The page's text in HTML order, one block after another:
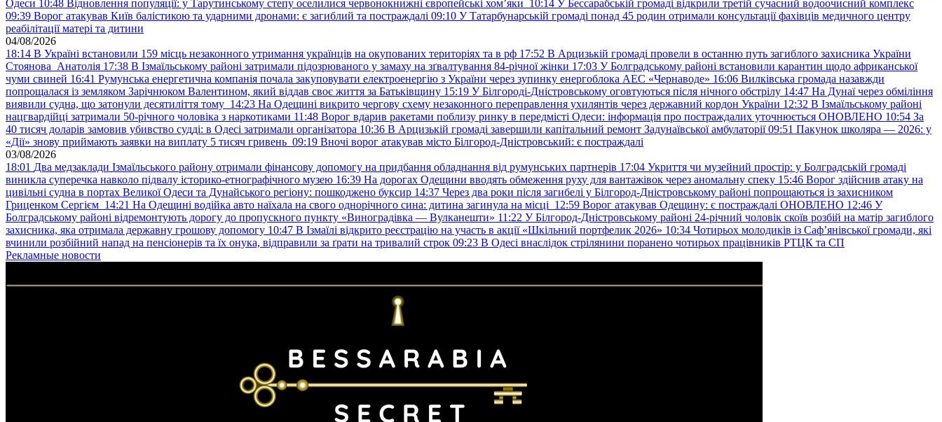
Одеси 10:48 Відновлення популяції: у Тарутинському степу оселилися червонокнижні європейські хом’яки 10:14 У Бессарабській громаді відкрили третій сучасний водоочисний комплекс
09:39 Ворог атакував Київ балістикою та ударними дронами: є загиблий та постраждалі 09:10 У Татарбунарській громаді понад 45 родин отримали консультації фахівців медичного центру
реабілітації матері та дитини
04/08/2026
18:14 В Україні встановили 159 місць незаконного утримання українців на окупованих територіях та в рф 17:52 В Арцизькій громаді провели в останню путь загиблого захисника України
Стоянова Анатолія 17:38 В Ізмаїльському районі затримали підозрюваного у замаху на зґвалтування 84-річної жінки 17:03 У Болградському районі встановили карантин щодо африканської
чуми свиней 16:41 Румунська енергетична компанія почала закуповувати електроенергію з України через зупинку енергоблока АЕС «Чернаводе» 16:06 Вилківська громада назавжди
попрощалася із земляком Зарічнюком Валентином, який віддав своє життя за Батьківщину 15:19 У Білгороді-Дністровському оговтуються після нічного обстрілу 14:47 На Дунаї через обміління
виявили судна, що затонули десятиліття тому 14:23 На Одещині викрито чергову схему незаконного переправлення ухилянтів через державний кордон України 12:32 В Ізмаїльському районі
нацгвардійці затримали 50-річного чоловіка з наркотиками 11:48 Ворог вдарив ракетами поблизу ринку в передмісті Одеси: інформація про постраждалих уточнюється ОНОВЛЕНО 10:54 За
40 тисяч доларів замовив убивство судді: в Одесі затримали організатора 10:36 В Арцизькій громаді завершили капітальний ремонт Задунаївської амбулаторії 09:51 Пакунок школяра — 2026: у
«Дії» знову приймають заявки на виплату 5 тисяч гривень 09:19 Вночі ворог атакував місто Білгород-Дністровський: є постраждалі
03/08/2026
18:01 Два медзаклади Ізмаїльського району отримали фінансову допомогу на придбання обладнання від румунських партнерів 17:04 Укриття чи музейний простір: у Болградській громаді
виникла суперечка навколо підвалу історико-етнографічного музею 16:39 На дорогах Одещини вводять обмеження руху для вантажівок через аномальну спеку 15:46 Ворог здійснив атаку на
цивільні судна в портах Великої Одеси та Дунайського регіону: пошкоджено буксир 14:37 Через два роки після загибелі у Білгород-Дністровському районі попрощаються із захисником
Гриценком Сергієм 14:21 На Одещині водійка авто наїхала на свого однорічного сина: дитина загинула на місці 12:59 Ворог атакував Одещину: є постраждалі ОНОВЛЕНО 12:46 У
Болградському районі відремонтують дорогу до пропускного пункту «Виноградівка — Вулканешти» 11:22 У Білгород-Дністровському районі 24-річний чоловік скоїв розбій на матір загиблого
захисника, яка отримала державну грошову допомогу 10:47 В Ізмаїлі відкрито реєстрацію на участь в акції «Шкільний портфелик 2026» 10:34 Чотирьох молодиків із Саф’янівської громади, які
вчинили розбійний напад на пенсіонерів та їх онука, відправили за ґрати на тривалий строк 09:23 В Одесі внаслідок стрілянини поранено чотирьох працівників РТЦК та СП
Рекламные новости